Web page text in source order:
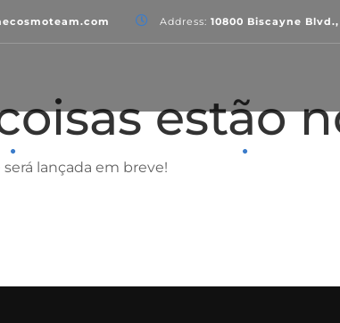
Address: 10800 Biscayne
estão
lançada em breve!